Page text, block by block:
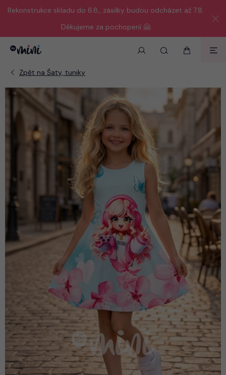
Rekonstrukce skladu do 6.8., zásilky budou odcházet až 7.8.
Děkujeme za pochopení 🤗